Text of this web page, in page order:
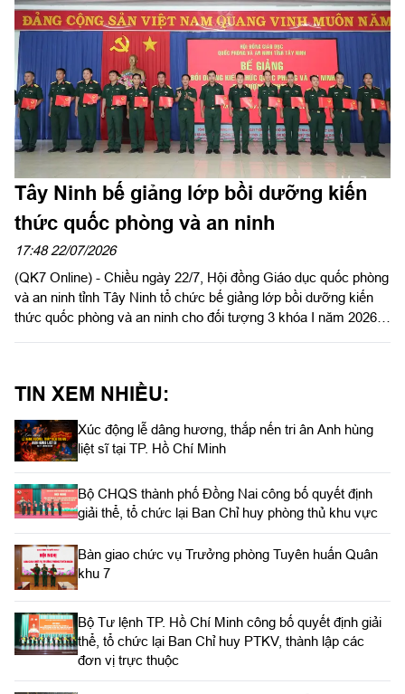
Tây Ninh bế giảng lớp bồi dưỡng kiến
thức quốc phòng và an ninh
17:48 22/07/2026
(QK7 Online) - Chiều ngày 22/7, Hội đồng Giáo dục quốc phòng
và an ninh tỉnh Tây Ninh tổ chức bế giảng lớp bồi dưỡng kiến
thức quốc phòng và an ninh cho đối tượng 3 khóa I năm 2026.
TIN XEM NHIỀU:
Xúc động lễ dâng hương, thắp nến tri ân Anh hùng
liệt sĩ tại TP. Hồ Chí Minh
Bộ CHQS thành phố Đồng Nai công bố quyết định
giải thể, tổ chức lại Ban Chỉ huy phòng thủ khu vực
Bàn giao chức vụ Trưởng phòng Tuyên huấn Quân
khu 7
Bộ Tư lệnh TP. Hồ Chí Minh công bố quyết định giải
thể, tổ chức lại Ban Chỉ huy PTKV, thành lập các
đơn vị trực thuộc